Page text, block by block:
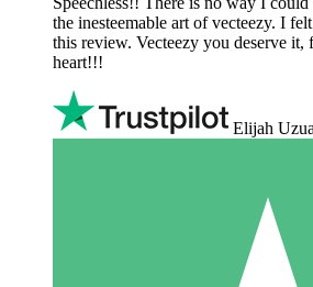
the inesteemable art of vecteezy. I
this review. Vecteezy you deserve
heart!!!
Elijah